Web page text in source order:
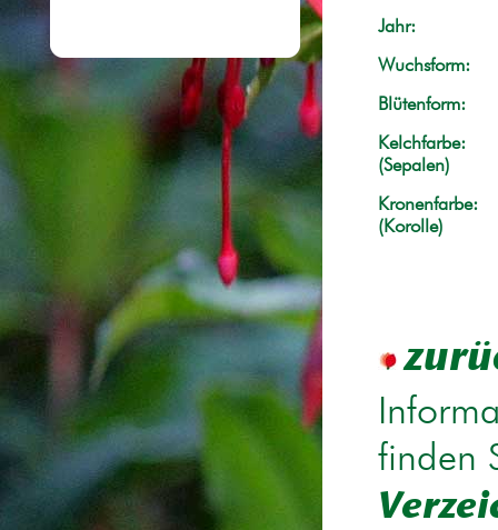
Jahr:
Wuchsform:
Blütenform:
Kelchfarbe:
(Sepalen)
Kronenfarbe:
(Korolle)
finden